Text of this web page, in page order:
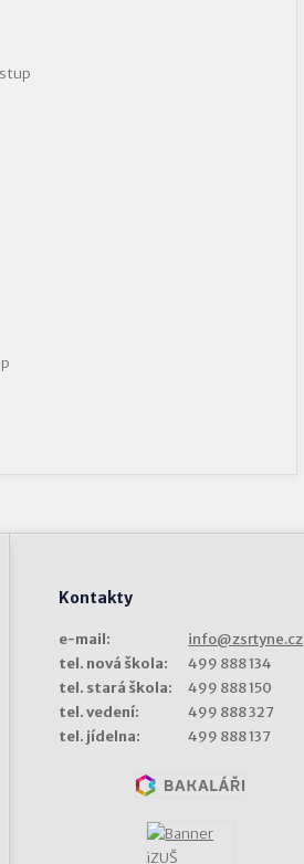
Kontakty
e-mail:
info@zsrtyne.cz
tel. nová škola:
499 888 134
tel. stará škola:
499 888 150
tel. vedení:
499 888 327
tel. jídelna:
499 888 137